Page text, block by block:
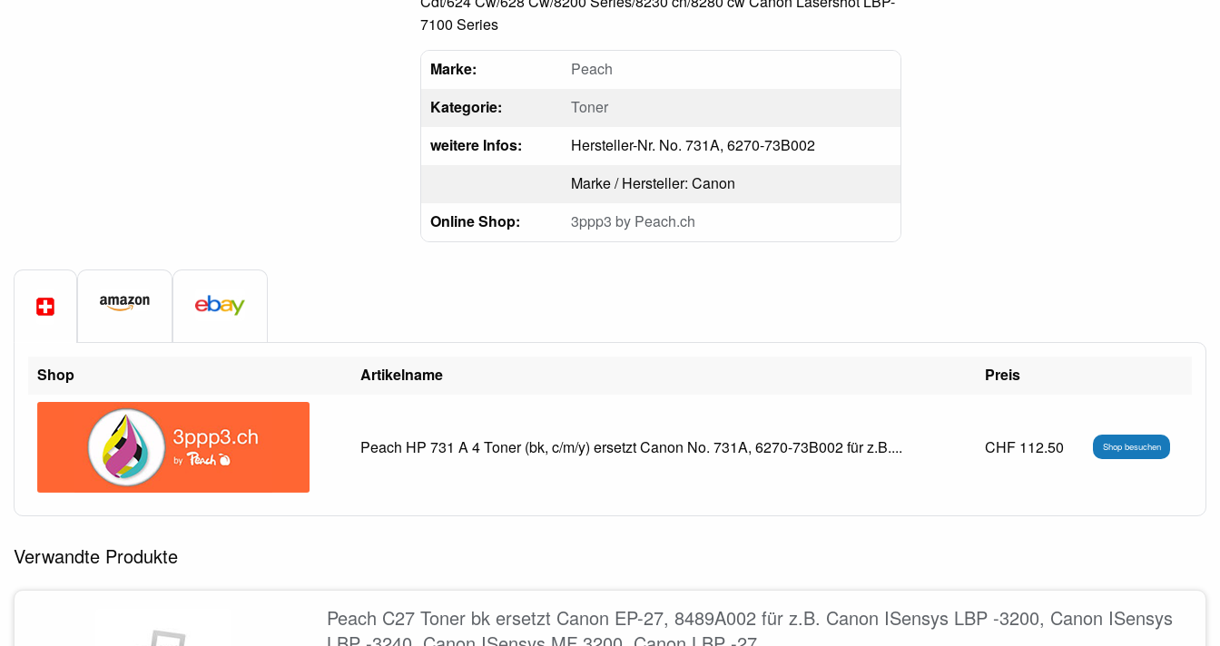
7100 Series
Marke:
Peach
Kategorie:
Toner
weitere Infos:
Hersteller-Nr. No. 731A, 6270-73B002
Marke / Hersteller: Canon
Online Shop:
3ppp3 by Peach.ch
Shop Artikelname Preis
Peach HP 731 A 4 Toner (bk, c/m/y) ersetzt Canon No. 731A, 6270-73B002 für z.B.... CHF 112.50 Shop besuchen
Verwandte Produkte
Peach C27 Toner bk ersetzt Canon EP-27, 8489A002 für z.B. Canon ISensys LBP -3200, Canon ISensys